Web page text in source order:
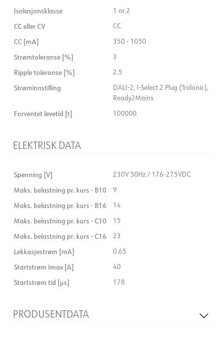
Isolasjonsklasse 1 or 2
CC eller CV CC
CC [mA] 350 - 1050
Strømtoleranse [%] 3
Ripple toleranse [%] 2.5
Strøminnstilling
DALI-2, I-Select 2 Plug (Tridonic),
Ready2Mains
Forventet levetid [t] 100000
ELEKTRISK DATA
Spenning [V] 230V 50Hz / 176-275VDC
Maks. belastning pr. kurs - B10 9
Maks. belastning pr. kurs - B16 14
Maks. belastning pr. kurs - C10 15
Maks. belastning pr. kurs - C16 23
Lekkasjestrøm [mA] 0.65
Startstrøm Imax [A] 40
Startstrøm tid [µs] 178
PRODUSENTDATA